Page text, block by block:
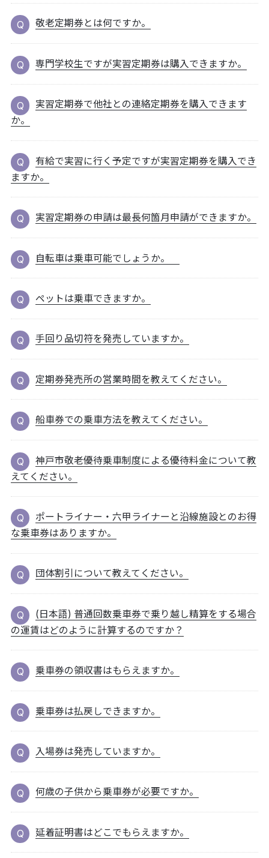
敬老定期券とは何ですか。
専門学校生ですが実習定期券は購入できますか。
実習定期券で他社との連絡定期券を購入できます
か。
有給で実習に行く予定ですが実習定期券を購入でき
ますか。
実習定期券の申請は最長何箇月申請ができますか。
自転車は乗車可能でしょうか。
ペットは乗車できますか。
手回り品切符を発売していますか。
定期券発売所の営業時間を教えてください。
船車券での乗車方法を教えてください。
神戸市敬老優待乗車制度による優待料金について教
えてください。
ポートライナー・六甲ライナーと沿線施設とのお得
な乗車券はありますか。
団体割引について教えてください。
(日本語) 普通回数乗車券で乗り越し精算をする場合
の運賃はどのように計算するのですか？
乗車券の領収書はもらえますか。
乗車券は払戻しできますか。
入場券は発売していますか。
何歳の子供から乗車券が必要ですか。
延着証明書はどこでもらえますか。